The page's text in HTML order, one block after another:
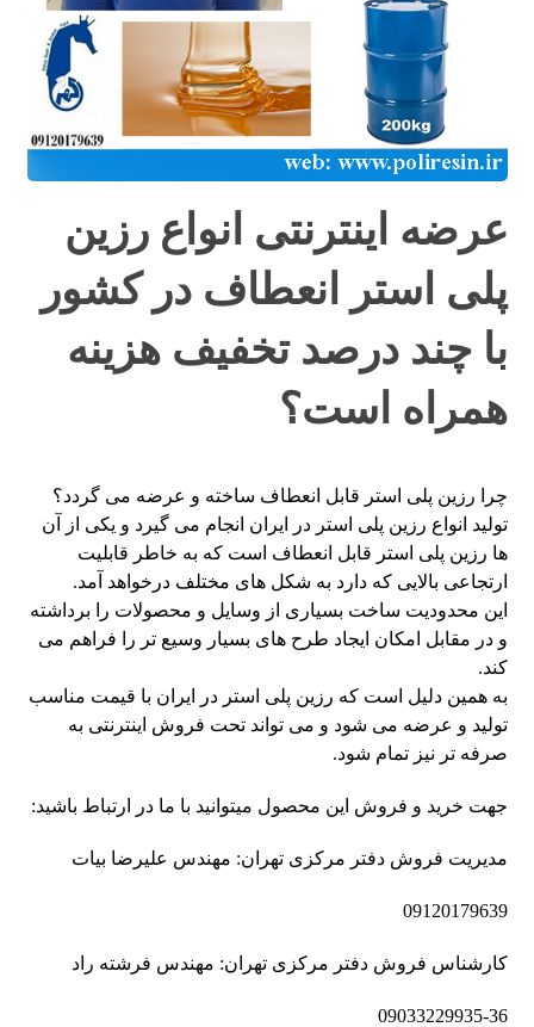
عرضه اینترنتی انواع رزین
پلی استر انعطاف در کشور
با چند درصد تخفیف هزینه
همراه است؟
چرا رزین پلی استر قابل انعطاف ساخته و عرضه می گردد؟
تولید انواع رزین پلی استر در ایران انجام می گیرد و یکی از آن
ها رزین پلی استر قابل انعطاف است که به خاطر قابلیت
ارتجاعی بالایی که دارد به شکل های مختلف درخواهد آمد.
این محدودیت ساخت بسیاری از وسایل و محصولات را برداشته
و در مقابل امکان ایجاد طرح های بسیار وسیع تر را فراهم می
کند.
به همین دلیل است که رزین پلی استر در ایران با قیمت مناسب
تولید و عرضه می شود و می تواند تحت فروش اینترنتی به
صرفه تر نیز تمام شود.
جهت خرید و فروش این محصول میتوانید با ما در ارتباط باشید:
مدیریت فروش دفتر مرکزی تهران: مهندس علیرضا بیات
09120179639
کارشناس فروش دفتر مرکزی تهران: مهندس فرشته راد
09033229935-36